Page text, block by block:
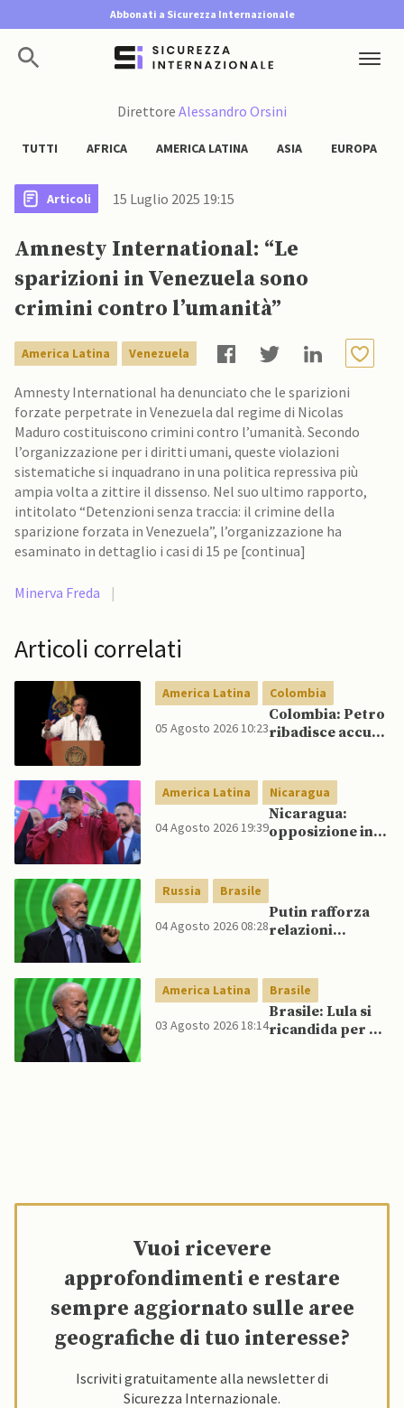
Abbonati a Sicurezza Internazionale
Direttore Alessandro Orsini
TUTTI AFRICA AMERICA LATINA ASIA EUROPA
Articoli 15 Luglio 2025 19:15
Amnesty International: “Le
sparizioni in Venezuela sono
crimini contro l’umanità”
America Latina Venezuela
Amnesty International ha denunciato che le sparizioni
forzate perpetrate in Venezuela dal regime di Nicolas
Maduro costituiscono crimini contro l’umanità. Secondo
l’organizzazione per i diritti umani, queste violazioni
sistematiche si inquadrano in una politica repressiva più
ampia volta a zittire il dissenso. Nel suo ultimo rapporto,
intitolato “Detenzioni senza traccia: il crimine della
sparizione forzata in Venezuela”, l’organizzazione ha
esaminato in dettaglio i casi di 15 pe [continua]
Minerva Freda |
Articoli correlati
America Latina Colombia
05 Agosto 2026 10:23
Colombia: Petro
ribadisce accuse
America Latina Nicaragua
04 Agosto 2026 19:39
Nicaragua:
opposizione in
aumentare la
pressione
internazionale
Russia Brasile
04 Agosto 2026 08:28
Putin rafforza
relazioni
America Latina Brasile
03 Agosto 2026 18:14
Brasile: Lula si
ricandida per un
Vuoi ricevere
approfondimenti e restare
sempre aggiornato sulle aree
geografiche di tuo interesse?
Iscriviti gratuitamente alla newsletter di
Sicurezza Internazionale.